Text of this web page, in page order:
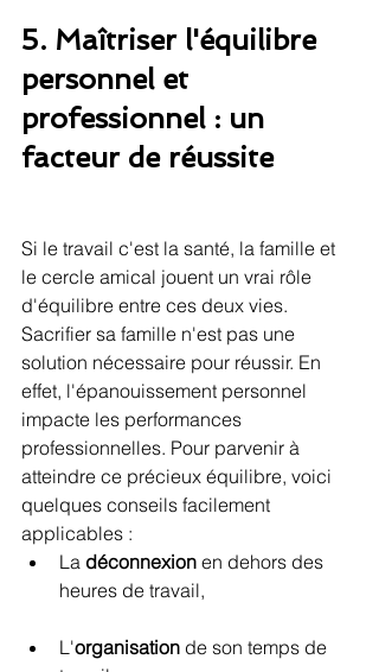
5. Maîtriser l'équilibre
personnel et
professionnel : un
facteur de réussite
Si le travail c'est la santé, la famille et
le cercle amical jouent un vrai rôle
d'équilibre entre ces deux vies.
Sacrifier sa famille n'est pas une
solution nécessaire pour réussir. En
effet, l'épanouissement personnel
impacte les performances
professionnelles. Pour parvenir à
atteindre ce précieux équilibre, voici
quelques conseils facilement
applicables :
La déconnexion en dehors des
heures de travail,
L'organisation de son temps de